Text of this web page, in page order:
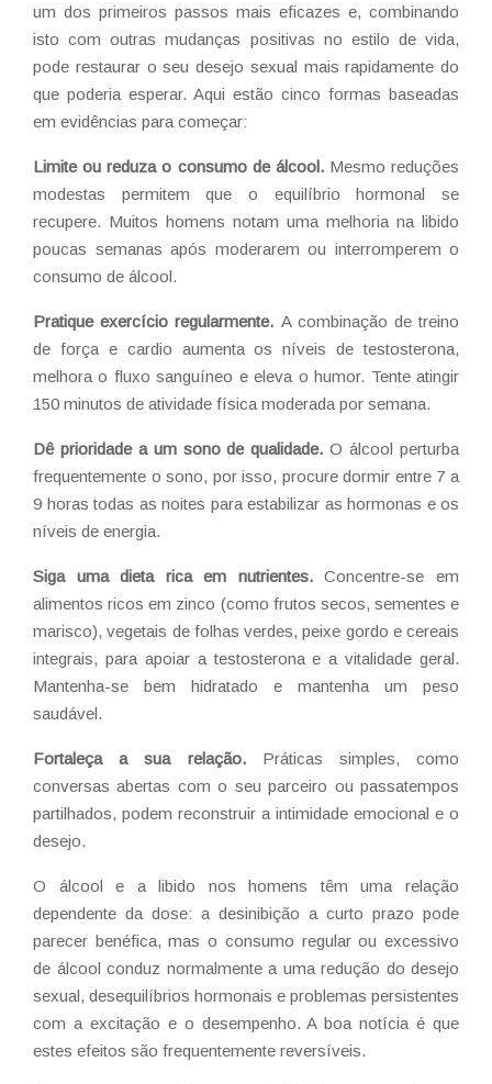
um dos primeiros passos mais eficazes e, combinando
isto com outras mudanças positivas no estilo de vida,
pode restaurar o seu desejo sexual mais rapidamente do
que poderia esperar. Aqui estão cinco formas baseadas
em evidências para começar:
Limite ou reduza o consumo de álcool.Mesmo reduções
modestas permitem que o equilíbrio hormonal se
recupere. Muitos homens notam uma melhoria na libido
poucas semanas após moderarem ou interromperem o
consumo de álcool.
Pratique exercício regularmente. A combinação de treino
de força e cardio aumenta os níveis de testosterona,
melhora o fluxo sanguíneo e eleva o humor. Tente atingir
150 minutos de atividade física moderada por semana.
Dê prioridade a um sono de qualidade. O álcool perturba
frequentemente o sono, por isso, procure dormir entre 7 a
9 horas todas as noites para estabilizar as hormonas e os
níveis de energia.
Siga uma dieta rica em nutrientes.Concentre-se em
alimentos ricos em zinco (como frutos secos, sementes e
marisco), vegetais de folhas verdes, peixe gordo e cereais
integrais, para apoiar a testosterona e a vitalidade geral.
Mantenha-se bem hidratado e mantenha um peso
saudável.
Fortaleça a sua relação.Práticas simples, como
conversas abertas com o seu parceiro ou passatempos
partilhados, podem reconstruir a intimidade emocional e o
desejo.
O álcool e a libido nos homens têm uma relação
dependente da dose: a desinibição a curto prazo pode
parecer benéfica, mas o consumo regular ou excessivo
de álcool conduz normalmente a uma redução do desejo
sexual, desequilíbrios hormonais e problemas persistentes
com a excitação e o desempenho. A boa notícia é que
estes efeitos são frequentemente reversíveis.